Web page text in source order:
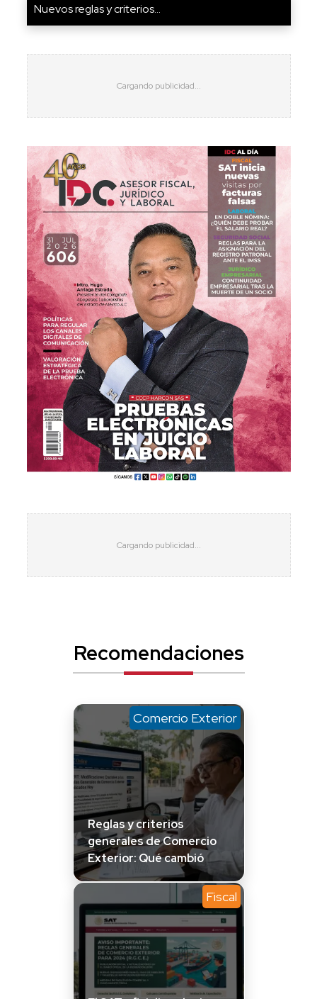
Nuevos reglas y criterios...
Recomendaciones
Comercio Exterior
Reglas y criterios
generales de Comercio
Exterior: Qué cambió
Fiscal